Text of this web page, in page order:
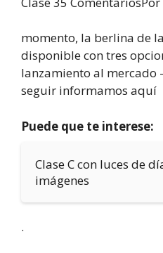
momento, la berlina de
disponible con tres
lanzamiento al mercado
seguir informamos aquí
Puede que te interese:
Clase C con luces de
imágenes
.